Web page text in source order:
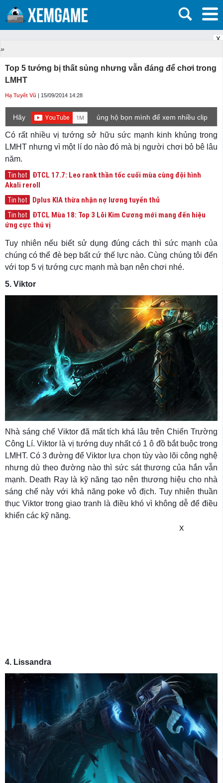
X
»
Top 5 tướng bị thất sủng nhưng vẫn đáng để chơi trong
LMHT
Hạ Tuyết Vũ | 15/09/2014 14:28
Hãy
ủng hộ bọn mình để xem nhiều clip
game mới hơn nhé!
Có rất nhiều vị tướng sở hữu sức mạnh kinh khủng trong
LMHT nhưng vì một lí do nào đó mà bị người chơi bỏ bê lâu
năm.
Tin hot
ĐTCL 17.7: Leo rank thần tốc cuối mùa cùng đội hình
Akali reroll
Tin hot Dplus KIA thừa nhận nợ lương tuyển thủ
Tin hot
ĐTCL Mùa 18: Top 3 Lõi Kim Cương mới mang đến hiệu
ứng cực thú vị
Tuy nhiên nếu biết sử dụng đúng cách thì sức mạnh của
chúng có thể đè bẹp bất cứ thế lực nào. Cùng chúng tôi đến
với top 5 vị tướng cực mạnh mà bạn nên chơi nhé.
5. Viktor
Nhà sáng chế Viktor đã mất tích khá lâu trên Chiến Trường
Công Lí. Viktor là vị tướng duy nhất có 1 ô đồ bắt buộc trong
LMHT. Có 3 đường để Viktor lựa chọn tùy vào lõi công nghệ
nhưng dù theo đường nào thì sức sát thương của hắn vẫn
mạnh. Death Ray là kỹ năng tạo nên thương hiệu cho nhà
sáng chế này với khả năng poke vô địch. Tuy nhiên thuần
thục Viktor trong giao tranh là điều khó vì không dễ để điều
khiển các kỹ năng.
X
4. Lissandra